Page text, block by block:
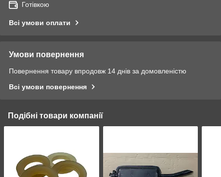
Готівкою
Всі умови оплати
Умови повернення
Повернення товару впродовж 14 днів за домовленістю
Всі умови повернення
Подібні товари компанії